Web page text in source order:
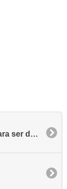
Instrucciones generales para ser dado de alta